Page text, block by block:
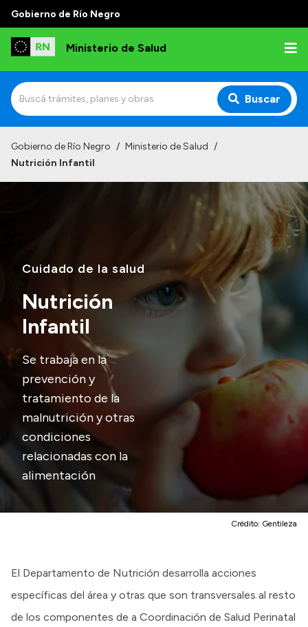
Gobierno de Río Negro
Ministerio de Salud
Buscar
Transparencia
Presupuesto
Boletín Oficial
Compras y licitaciones
Consulta de expedientes
Consulta de pago a proveedores
Intranet
Gobierno de Río Negro / Ministerio de Salud /
Nutrición Infantil
Cuidado de la salud
Nutrición
Infantil
Se trabaja en la
prevención y
tratamiento de la
malnutrición y otras
condiciones
relacionadas con la
alimentación
Crédito: Gentileza
El Departamento de Nutrición desarrolla acciones
específicas del área y otras que son transversales al resto
de los componentes de a Coordinación de Salud Perinatal